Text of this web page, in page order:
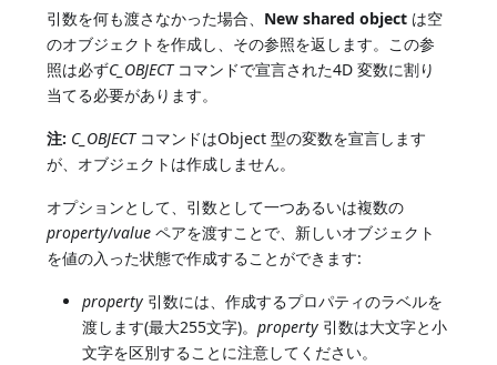
引数を何も渡さなかった場合、 New shared object は空
のオブジェクトを作成し、その参照を返します。この参
照は必ずC_OBJECTコマンドで宣言された4D 変数に割り
当てる必要があります。
注: C_OBJECTコマンドはObject 型の変数を宣言します
が、オブジェクトは作成しません。
オプションとして、引数として一つあるいは複数の
property/value ペアを渡すことで、新しいオブジェクト
を値の入った状態で作成することができます:
property 引数には、作成するプロパティのラベルを
渡します(最大255文字)。property 引数は大文字と小
文字を区別することに注意してください。